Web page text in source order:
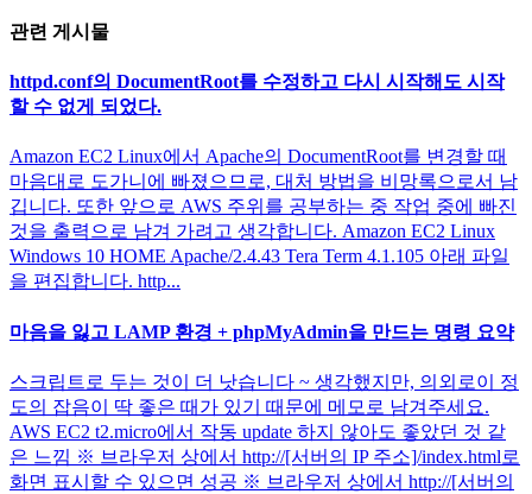
관련 게시물
httpd.conf의 DocumentRoot를 수정하고 다시 시작해도 시작
할 수 없게 되었다.
Amazon EC2 Linux에서 Apache의 DocumentRoot를 변경할 때
마음대로 도가니에 빠졌으므로, 대처 방법을 비망록으로서 남
깁니다. 또한 앞으로 AWS 주위를 공부하는 중 작업 중에 빠진
것을 출력으로 남겨 가려고 생각합니다. Amazon EC2 Linux
Windows 10 HOME Apache/2.4.43 Tera Term 4.1.105 아래 파일
을 편집합니다. http...
마음을 잃고 LAMP 환경 + phpMyAdmin을 만드는 명령 요약
스크립트로 두는 것이 더 낫습니다 ~ 생각했지만, 의외로이 정
도의 잡음이 딱 좋은 때가 있기 때문에 메모로 남겨주세요.
AWS EC2 t2.micro에서 작동 update 하지 않아도 좋았던 것 같
은 느낌 ※ 브라우저 상에서 http://[서버의 IP 주소]/index.html로
화면 표시할 수 있으면 성공 ※ 브라우저 상에서 http://[서버의